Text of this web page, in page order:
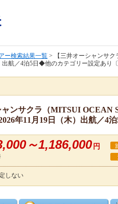
ー検索結果一覧 > 【三井オーシャンサ
出航／4泊5日◆他のカテゴリー設定あり〔
ャンサクラ（MITSUI
年11月19日（木）出航／4
～1,186,000 円
しない